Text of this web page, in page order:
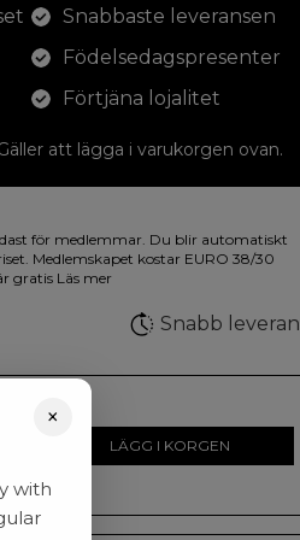
Snabbaste leveransen
Födelsedagspresenter
Förtjäna lojalitet
att lägga i varukorgen ovan.
teckningar med. På illustrationen på
färger.
för medlemmar. Du blir automatiskt
Medlemskapet kostar EURO 38/30
gratis Läs mer
Snabb
LÄGG I KORGEN
×
with